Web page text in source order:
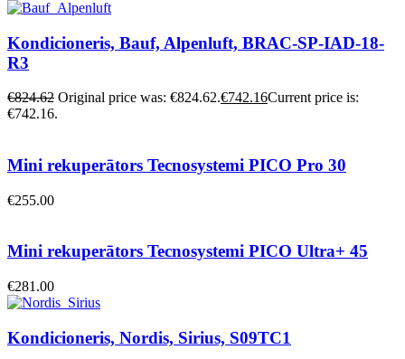
Kondicioneris, Bauf, Alpenluft, BRAC-SP-IAD-18-
R3
€824.62 Original price was: €824.62.€742.16Current price is:
€742.16.
Mini rekuperātors Tecnosystemi PICO Pro 30
€255.00
Mini rekuperātors Tecnosystemi PICO Ultra+ 45
€281.00
Kondicioneris, Nordis, Sirius, S09TC1